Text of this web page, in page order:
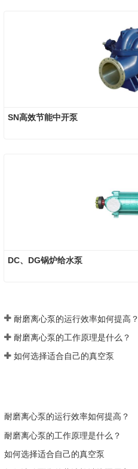
SN高效节能中开泵
DC、DG锅炉给水泵
耐磨离心泵的运行效率如何提高？
耐磨离心泵的工作原理是什么？
如何选择适合自己的真空泵
耐磨离心泵的运行效率如何提高？
耐磨离心泵的工作原理是什么？
如何选择适合自己的真空泵